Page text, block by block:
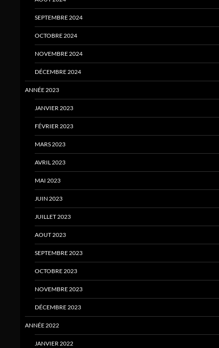
SEPTEMBRE 2024
OCTOBRE 2024
NOVEMBRE 2024
DÉCEMBRE 2024
ANNÉE 2023
JANVIER 2023
FÉVRIER 2023
MARS 2023
AVRIL 2023
MAI 2023
JUIN 2023
JUILLET 2023
AOUT 2023
SEPTEMBRE 2023
OCTOBRE 2023
NOVEMBRE 2023
DÉCEMBRE 2023
ANNÉE 2022
JANVIER 2022